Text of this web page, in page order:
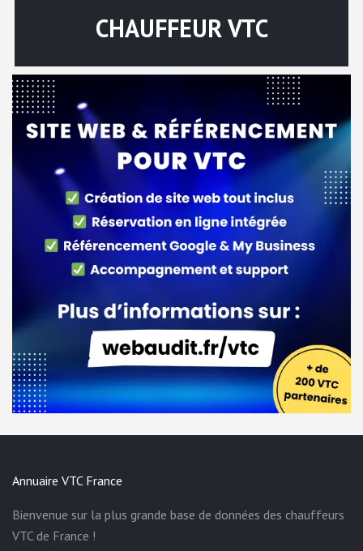
CHAUFFEUR VTC
Annuaire VTC France
Bienvenue sur la plus grande base de données des chauffeurs
VTC de France !